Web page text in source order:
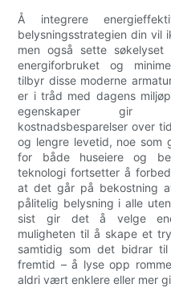
Å integrere
belysningsstrategien din vil
men også sette
energiforbruket og
tilbyr disse moderne
er i tråd med dagens
egenskaper gir
kostnadsbesparelser over
og lengre levetid, noe som
for både huseiere og
teknologi fortsetter å
at det går på bekostning
pålitelig belysning i alle
sist gir det å velge
muligheten til å skape et
samtidig som det bidrar
fremtid – å lyse opp
aldri vært enklere eller mer